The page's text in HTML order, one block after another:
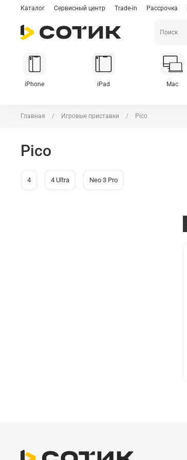
Каталог Сервисный центр Trade-in Рассрочка
iPhone iPad Mac
Главная Игровые приставки Pico
Pico
4 4 Ultra Neo 3 Pro